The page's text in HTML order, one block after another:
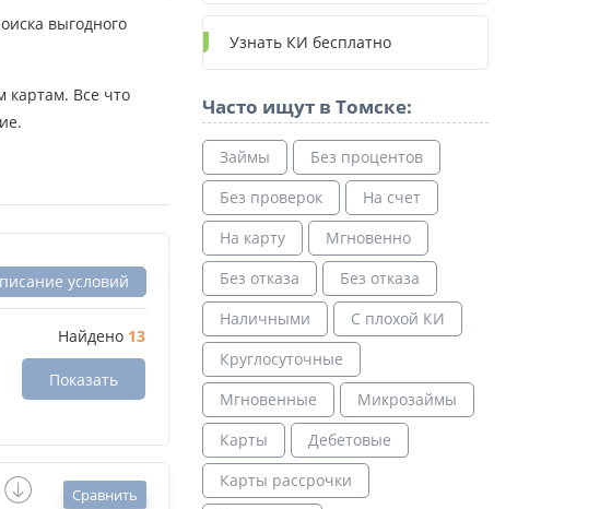
выгодного
картам. Все что
условий
Найдено 13
Показать
Сравнить
Узнать КИ бесплатно
Часто ищут в Томске:
Займы
Без процентов
Без проверок
На счет
На карту
Мгновенно
Без отказа
Без отказа
Наличными
С плохой КИ
Круглосуточные
Мгновенные
Микрозаймы
Карты
Дебетовые
Карты рассрочки